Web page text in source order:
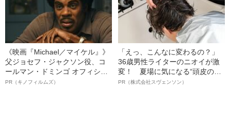
《映画『Michael／マイケル』》
父ジョセフ・ジャクソン役、コ
ールマン・ドミンゴ オフィシャ
ルインタビュー“観客を魅了した
PR（キノフィルムズ）
「えっ、こんなに変わるの？」
36歳男性ライターのニオイが激
変！ 夏場に気になる“頭皮のニ
オイ”や“ベタつき”を解消す
PR（株式会社スヴェンソン）